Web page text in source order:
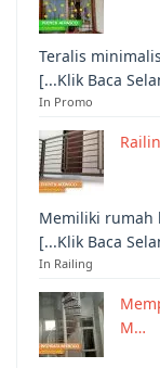
Teralis
[...Klik Baca
In Promo
Memiliki rumah
[...Klik Baca
In Railing
M…